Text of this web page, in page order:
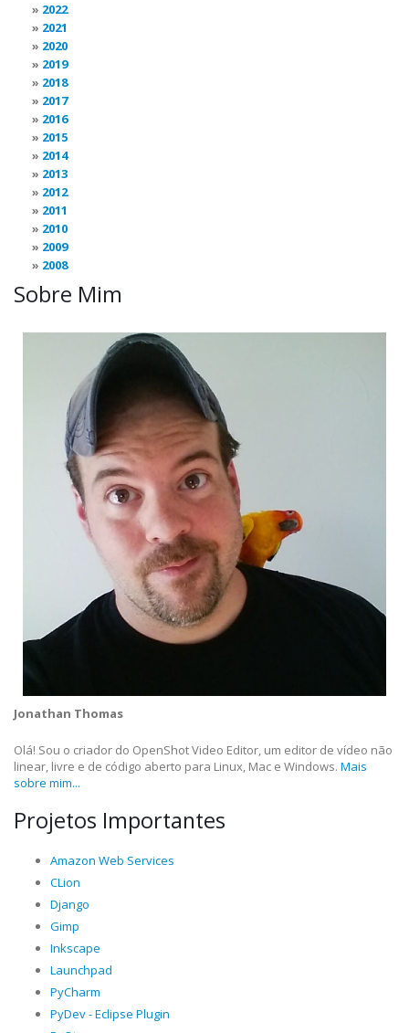
2022
2021
2020
2019
2018
2017
2016
2015
2014
2013
2012
2011
2010
2009
2008
Sobre Mim
Jonathan Thomas
Olá! Sou o criador do OpenShot Video Editor, um editor de vídeo não
linear, livre e de código aberto para Linux, Mac e Windows. Mais
sobre mim...
Projetos Importantes
Amazon Web Services
CLion
Django
Gimp
Inkscape
Launchpad
PyCharm
PyDev - Eclipse Plugin